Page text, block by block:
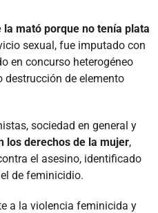
la mató porque no tenía plata
sexual, fue imputado con
en concurso heterogéneo
de elemento
sociedad en general y
los derechos de la mujer,
el asesino, identificado
de feminicidio.
a la violencia feminicida y